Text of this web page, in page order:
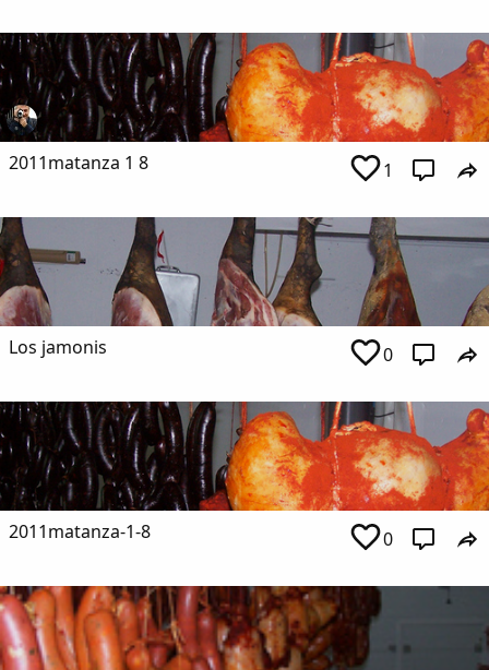
2011matanza 1 8 1
Los jamonis 0
2011matanza-1-8 0